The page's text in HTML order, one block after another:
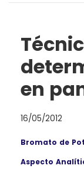
en
16/05/2012
Bromato de
Aspecto